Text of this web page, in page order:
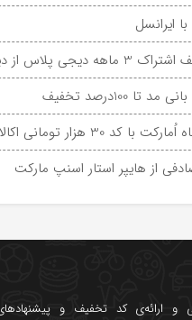
ایرانسل
100درصد تخفیف
کد 30 هزار تومانی اکالا
از هایپر استار اسنپ مارکت
و ارائه‌یکد تخفیف و